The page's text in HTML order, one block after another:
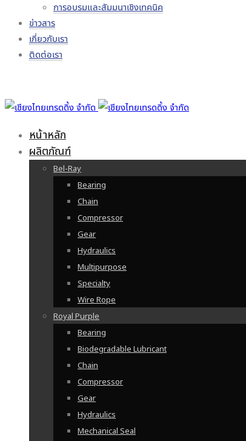
การอบรมและสัมมนาเชิงเทคนิค
ข่าวสาร
เกี่ยวกับเรา
ติดต่อเรา
หน้าหลัก
ผลิตภัณฑ์
Bel-Ray
Bearing
Chain
Compressor
Gear
Hydraulics
Multipurpose
Specialty
Wire Rope
Royal Purple
Bearing
Biodegradable Lubricant
Chain
Compressor
Gear
Hydraulics
Mechanical Seal